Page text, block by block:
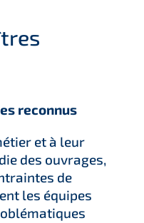
reconnus
et à leur
des ouvrages,
de
les équipes